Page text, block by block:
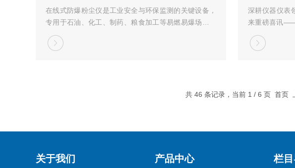
在线式防爆粉尘仪是工业安全与环保监测的关键设备，
专用于石油、化工、制药、粮食加工等易燃易爆场所，
对空气中可燃性粉尘（如煤粉、铝粉、面粉、塑料粉
尘）浓度进行实时、连续监测，预防粉尘爆炸事故。其
深耕仪器仪表
来重磅喜讯——
主研发的颗粒
科学研究院（
共 46 条记录，当前 1 / 6 页 首页
关于我们 产品中心 栏